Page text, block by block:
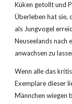
Küken getollt und
Überleben hat sie,
als Jungvogel
Neuseelands nach
anwachsen zu
Wenn alle das
Exemplare dieser
Männchen wiegen